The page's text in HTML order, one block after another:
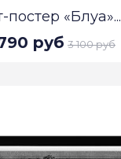
постер «Блуа»...
руб 3 100 руб